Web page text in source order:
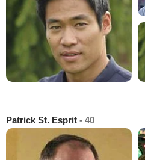
Patrick St. Esprit - 40